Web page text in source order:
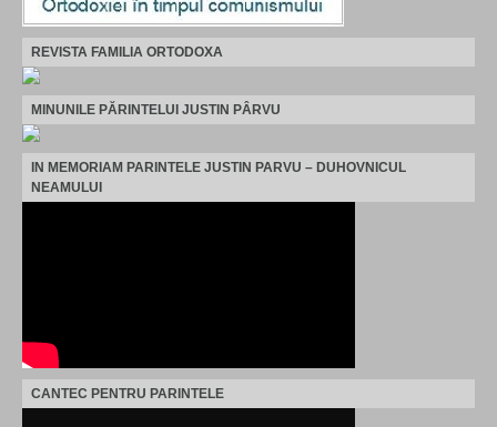
REVISTA FAMILIA ORTODOXA
MINUNILE PĂRINTELUI JUSTIN PÂRVU
IN MEMORIAM PARINTELE JUSTIN PARVU – DUHOVNICUL
NEAMULUI
CANTEC PENTRU PARINTELE